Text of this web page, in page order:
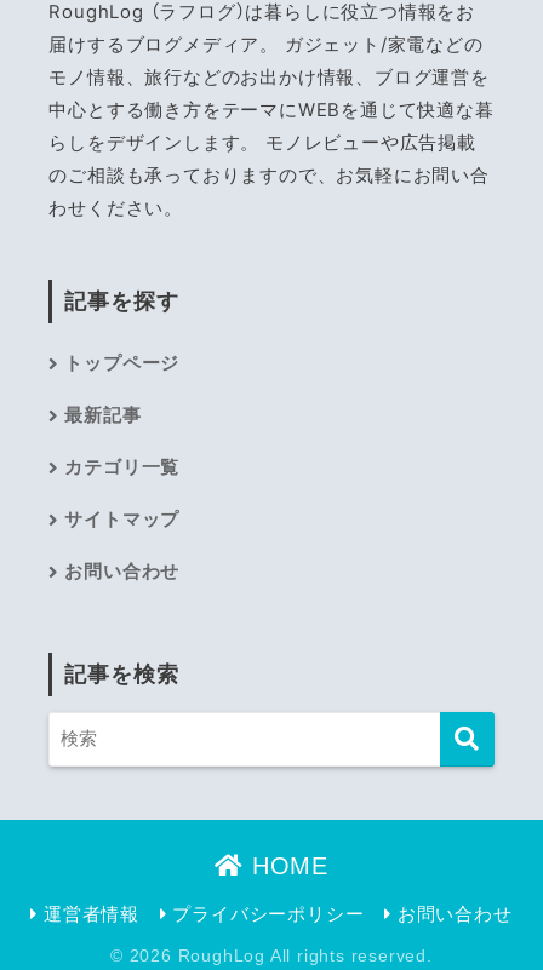
RoughLog （ラフログ）は暮らしに役立つ情報をお
届けするブログメディア。 ガジェット/家電などの
モノ情報、旅行などのお出かけ情報、ブログ運営を
中心とする働き方をテーマにWEBを通じて快適な暮
らしをデザインします。 モノレビューや広告掲載
のご相談も承っておりますので、お気軽にお問い合
わせください。
記事を探す
トップページ
最新記事
カテゴリ一覧
サイトマップ
お問い合わせ
記事を検索
HOME
運営者情報 プライバシーポリシー お問い合わせ
© 2026 RoughLog All rights reserved.